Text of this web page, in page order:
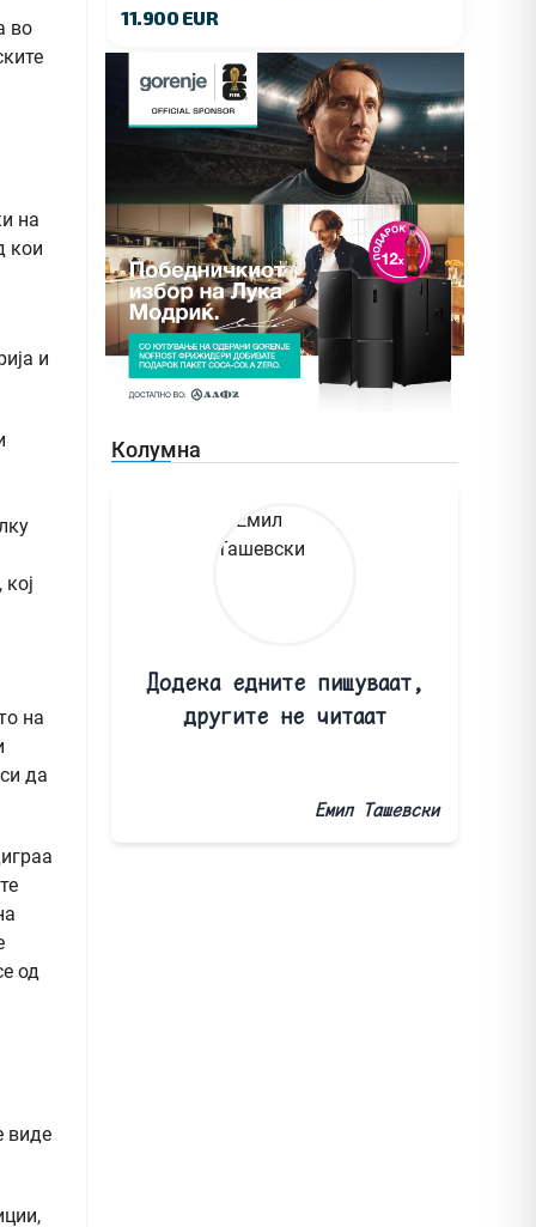
во
на
кои
и
на
да
од
виде
11.900 EUR
Колумна
Додека едните пишуваат,
другите не читаат
Емил Ташевски